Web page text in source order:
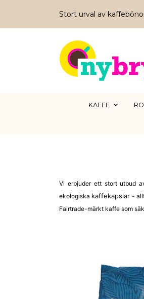
Stort urval av
KAFFE
Vi erbjuder ett stort utbud
ekologiska kaffekapslar -
Fairtrade-märkt kaffe som